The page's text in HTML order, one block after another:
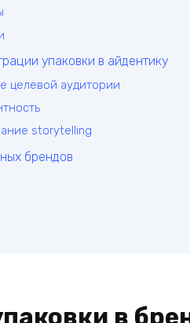
упаковки в айдентику
целевой аудитории
storytelling
брендов